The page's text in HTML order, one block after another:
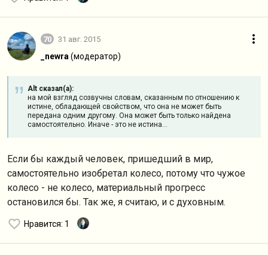
70 31 авг. 2015
_newra (модератор)
Alt сказал(а):
на мой взгляд созвучны словам, сказанным по отношению к
истине, обладающей свойством, что она не может быть
передана одним другому. Она может быть только найдена
самостоятельно. Иначе - это не истина...
Если бы каждый человек, пришедший в мир,
самостоятельно изобретал колесо, потому что чужое
колесо - не колесо, материальный прогресс
остановился бы. Так же, я считаю, и с духовным.
Нравится: 1